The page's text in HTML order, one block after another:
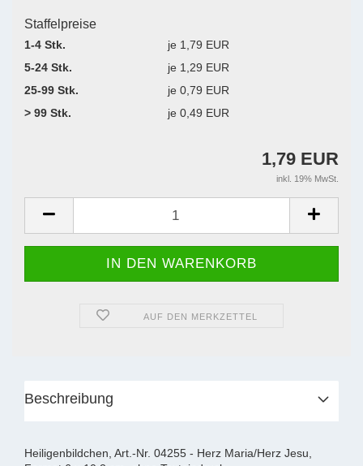
Staffelpreise
1-4 Stk.
je 1,79 EUR
5-24 Stk.
je 1,29 EUR
25-99 Stk.
je 0,79 EUR
> 99 Stk.
je 0,49 EUR
1,79 EUR
inkl. 19% MwSt.
AUF DEN MERKZETTEL
Beschreibung
Heiligenbildchen, Art.-Nr. 04255 - Herz Maria/Herz Jesu,